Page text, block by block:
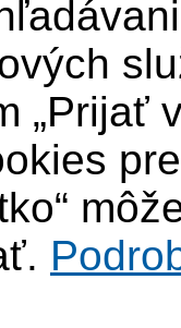
„Prijať